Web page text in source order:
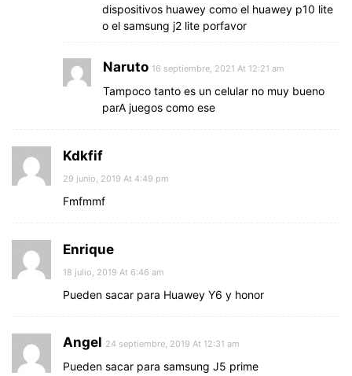
dispositivos huawey como el huawey p10 lite
o el samsung j2 lite porfavor
Naruto 16 septiembre, 2021 At 12:21 am
Tampoco tanto es un celular no muy bueno
parA juegos como ese
Kdkfif
29 junio, 2019 At 4:49 pm
Fmfmmf
Enrique
18 julio, 2019 At 6:46 am
Pueden sacar para Huawey Y6 y honor
Angel 24 septiembre, 2019 At 12:31 am
Pueden sacar para samsung J5 prime